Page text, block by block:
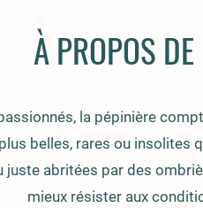
À PROPOS
la pépinière
belles, rares ou insolites
juste abritées par des
mieux résister aux